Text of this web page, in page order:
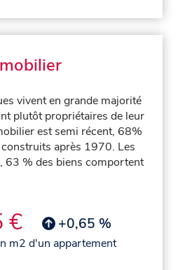
vivent en grande majorité
plutôt propriétaires de leur
est semi récent, 68%
après 1970. Les
63 % des biens comportent
€ +0,65 %
m2 d'un appartement